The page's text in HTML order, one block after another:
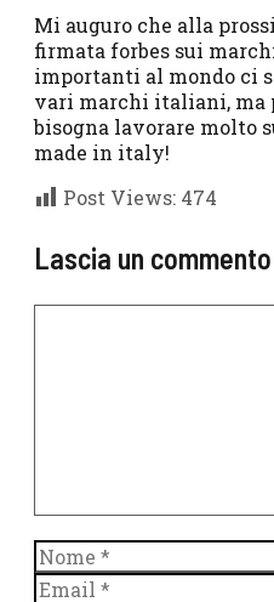
Mi auguro che alla
firmata forbes sui
importanti al mondo ci
vari marchi italiani, ma
bisogna lavorare molto
made in italy!
Post Views: 474
Lascia un commento
Nome
Email